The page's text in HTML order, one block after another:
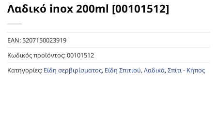
Λαδικό inox 200ml [00101512]
EAN:5207150023919
Κωδικός προϊόντος:00101512
Κατηγορίες: Είδη σερβιρίσματος, Είδη Σπιτιού,Λαδικά,Σπίτι - Κήπος